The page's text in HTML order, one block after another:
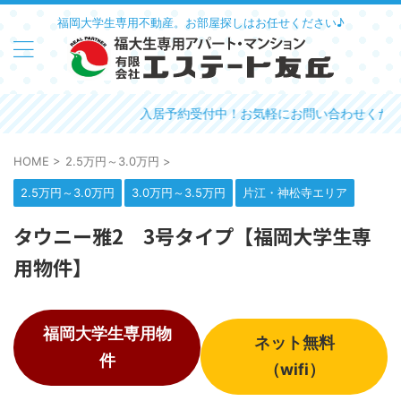
福岡大学生専用不動産。お部屋探しはお任せください♪
入居予約受付中！お気軽にお問い合わせくださ
HOME > 2.5万円～3.0万円 >
2.5万円～3.0万円 3.0万円～3.5万円 片江・神松寺エリア
タウニー雅2 3号タイプ【福岡大学生専
用物件】
福岡大学生専用物
件
ネット無料
（wifi）